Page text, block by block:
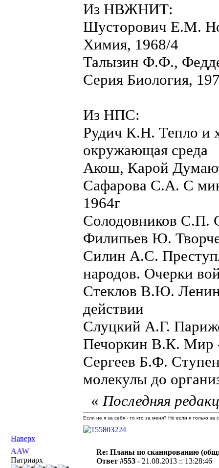
Из НВЖНИТ:
Шусторович Е.М.
Химия, 1968/4
Талызин Ф.Ф.,
Серия Биология,
Из НПС:
Рудич К.Н. Тепло и
окружающая среда
Акош, Карой
Сафарова С.А. С
1964г
Солодовников С.П.
Филипьев Ю.
Силин А.С.
народов. Очерки
Стеклов В.Ю.
действии
Слуцкий А.Г.
Печоркин В.К. Мир
Сергеев Б.Ф.
молекулы до
Наверх
«Последняя
Если не я за себя - то кто за меня? Но если я только
AAW
Патриарх
Re: Планы по сканированию
Ответ #553 - 21.08.2013 :: 13:28:46